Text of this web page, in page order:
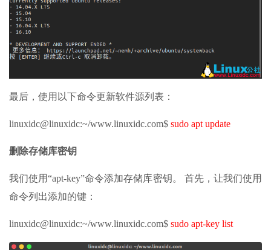
最后，使用以下命令更新软件源列表：
linuxidc@linuxidc:~/www.linuxidc.com$ sudo apt update
删除存储库密钥
我们使用“apt-key”命令添加存储库密钥。 首先，让我们使用
命令列出添加的键：
linuxidc@linuxidc:~/www.linuxidc.com$ sudo apt-key list